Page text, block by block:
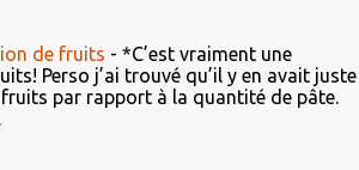
de fruits - *C’est vraiment une
Perso j’ai trouvé qu’il y en avait juste
par rapport à la quantité de pâte.